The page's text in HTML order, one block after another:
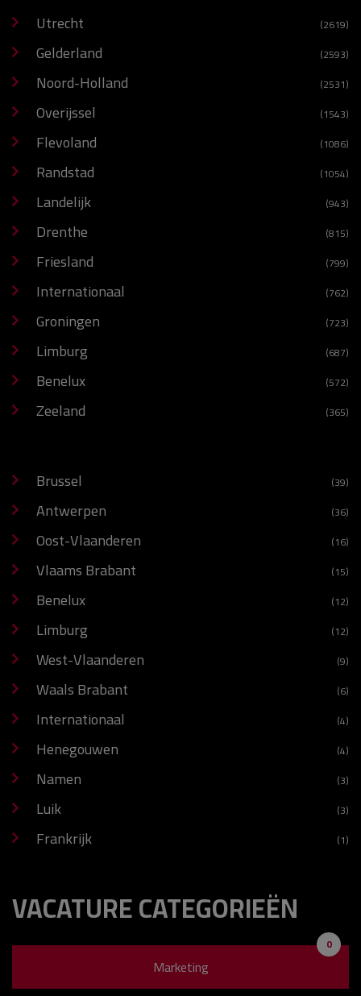
Utrecht (2619)
Gelderland (2593)
Noord-Holland (2531)
Overijssel (1543)
Flevoland (1086)
Randstad (1054)
Landelijk (943)
Drenthe (815)
Friesland (799)
Internationaal (762)
Groningen (723)
Limburg (687)
Benelux (572)
Zeeland (365)
Brussel (39)
Antwerpen (36)
Oost-Vlaanderen (16)
Vlaams Brabant (15)
Benelux (12)
Limburg (12)
West-Vlaanderen (9)
Waals Brabant (6)
Internationaal (4)
Henegouwen (4)
Namen (3)
Luik (3)
Frankrijk (1)
VACATURE CATEGORIEËN
Marketing
0